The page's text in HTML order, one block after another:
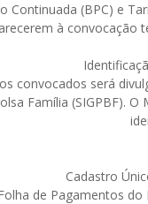
Continuada (BPC) e
à convocação
convocados será
Família (SIGPBF).
Cadastro
de Pagamentos